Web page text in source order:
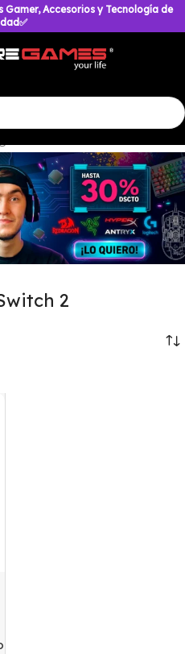
Gamer, Accesorios y Tecnología de
2